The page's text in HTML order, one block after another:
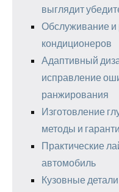
выглядит
Обслуживание
кондиционеров
Адаптивный
исправление
ранжирования
Изготовление
методы и
Практические
автомобиль
Кузовные